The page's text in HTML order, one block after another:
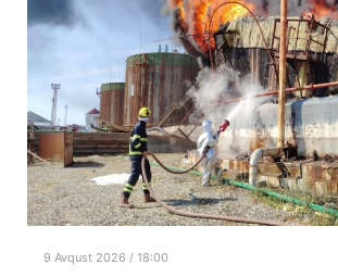
9 Avqust 2026 / 18:00